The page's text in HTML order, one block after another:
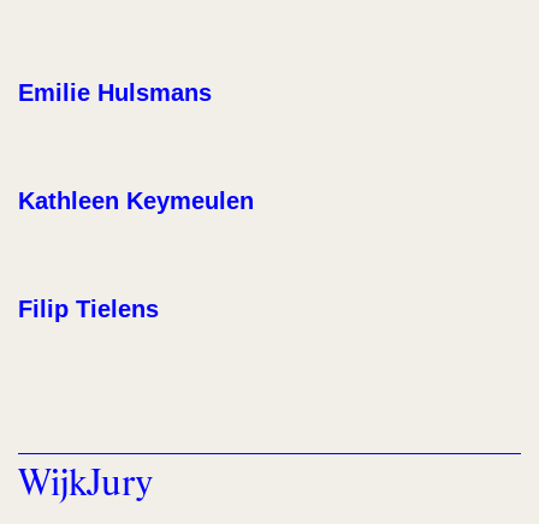
Emilie Hulsmans
Kathleen Keymeulen
Filip Tielens
WijkJury